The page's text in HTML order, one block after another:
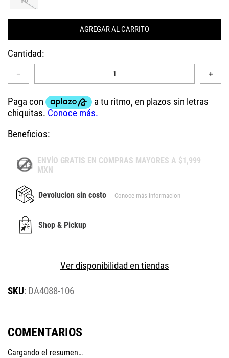
AGREGAR AL CARRITO
Cantidad
＋
－
Beneficios:
ENVÍO GRATIS EN COMPRAS MAYORES A $1,999
MXN
Devolucion sin costo Conoce más informacion
Shop & Pickup
Ver disponibilidad en tiendas
: DA4088-106
COMENTARIOS
Cargando el resumen…